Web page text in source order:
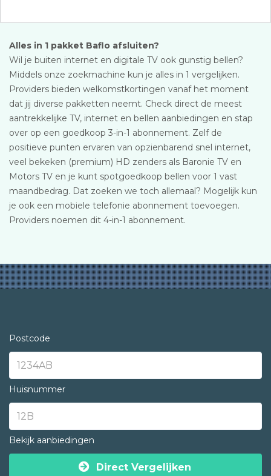
Alles in 1 pakket Baflo afsluiten?
Wil je buiten internet en digitale TV ook gunstig bellen?
Middels onze zoekmachine kun je alles in 1 vergelijken.
Providers bieden welkomstkortingen vanaf het moment
dat jij diverse pakketten neemt. Check direct de meest
aantrekkelijke TV, internet en bellen aanbiedingen en stap
over op een goedkoop 3-in-1 abonnement. Zelf de
positieve punten ervaren van opzienbarend snel internet,
veel bekeken (premium) HD zenders als Baronie TV en
Motors TV en je kunt spotgoedkoop bellen voor 1 vast
maandbedrag. Dat zoeken we toch allemaal? Mogelijk kun
je ook een mobiele telefonie abonnement toevoegen.
Providers noemen dit 4-in-1 abonnement.
Postcode
Huisnummer
Bekijk aanbiedingen
Direct Vergelijken